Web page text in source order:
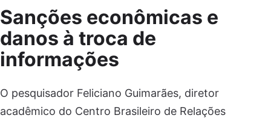
Sanções econômicas e
danos à troca de
informações
O pesquisador Feliciano Guimarães, diretor
acadêmico do Centro Brasileiro de Relações